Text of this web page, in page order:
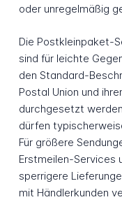
oder unregelmäßig
Die Postkleinpaket-
sind für leichte
den Standard-
Postal Union und
durchgesetzt
dürfen
Für größere
Erstmeilen-Services
sperrigere
mit Händlerkunden